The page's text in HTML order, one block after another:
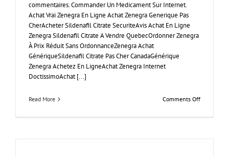
commentaires. Commander Un Medicament Sur Internet.
Achat Vrai Zenegra En Ligne Achat Zenegra Generique Pas
CherAcheter Sildenafil Citrate SecuriteAvis Achat En Ligne
Zenegra Sildenafil Citrate A Vendre QuebecOrdonner Zenegra
À Prix Réduit Sans OrdonnanceZenegra Achat
GénériqueSildenafil Citrate Pas Cher CanadaGénérique
Zenegra Achetez En LigneAchat Zenegra Internet
DoctissimoAchat [...]
Read More Comments Offon